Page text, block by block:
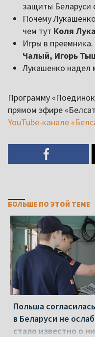
защиты Беларуси
Почему
чем тут Коля
Игры в
Чалый, Игорь
Лукашенко надел
Программу
прямом эфире
YouTube-канале
БОЛЬШЕ ПО ЭТОЙ ТЕМЕ
Польша
в Беларуси не
стало известно о